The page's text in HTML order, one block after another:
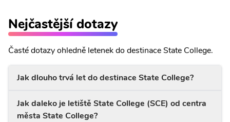
Nejčastější dotazy
Časté dotazy ohledně letenek do destinace State College.
Jak dlouho trvá let do destinace State College?
Jak daleko je letiště State College (SCE) od centra
města State College?